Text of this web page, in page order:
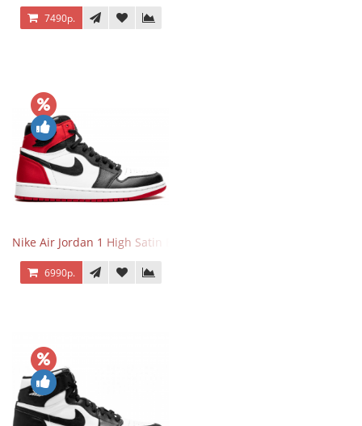
7490р.
Nike Air Jordan 1 High Satin Black Toe
6990р.